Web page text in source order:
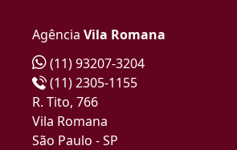
Agência Vila Romana
(11) 93207-3204
(11) 2305-1155
R. Tito, 766
Vila Romana
São Paulo - SP